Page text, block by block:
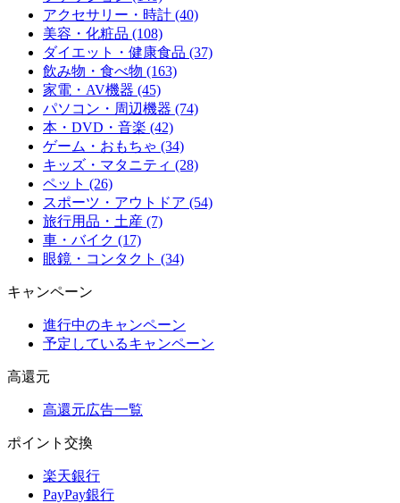
アクセサリー・時計 (40)
美容・化粧品 (108)
ダイエット・健康食品 (37)
飲み物・食べ物 (163)
家電・AV機器 (45)
パソコン・周辺機器 (74)
本・DVD・音楽 (42)
ゲーム・おもちゃ (34)
キッズ・マタニティ (28)
ペット (26)
スポーツ・アウトドア (54)
旅行用品・土産 (7)
車・バイク (17)
眼鏡・コンタクト (34)
キャンペーン
進行中のキャンペーン
予定しているキャンペーン
高還元
高還元広告一覧
ポイント交換
楽天銀行
PayPay銀行